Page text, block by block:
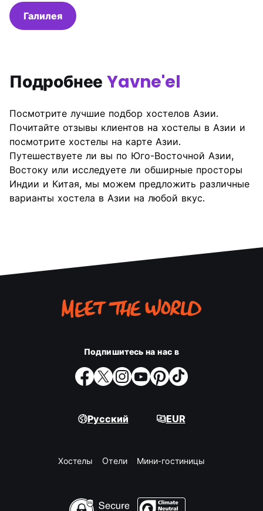
Галилея
ПодробнееYavne'el
Посмотрите лучшие подбор хостелов Азии.
Почитайте отзывы клиентов на хостелы в Азии и
посмотрите хостелы на карте Азии.
Путешествуете ли вы по Юго-Восточной Азии,
Востоку или исследуете ли обширные просторы
Индии и Китая, мы можем предложить различные
варианты хостела в Азии на любой вкус.
Подпишитесь на нас в
Русский EUR
Хостелы Oтели Мини-гостиницы